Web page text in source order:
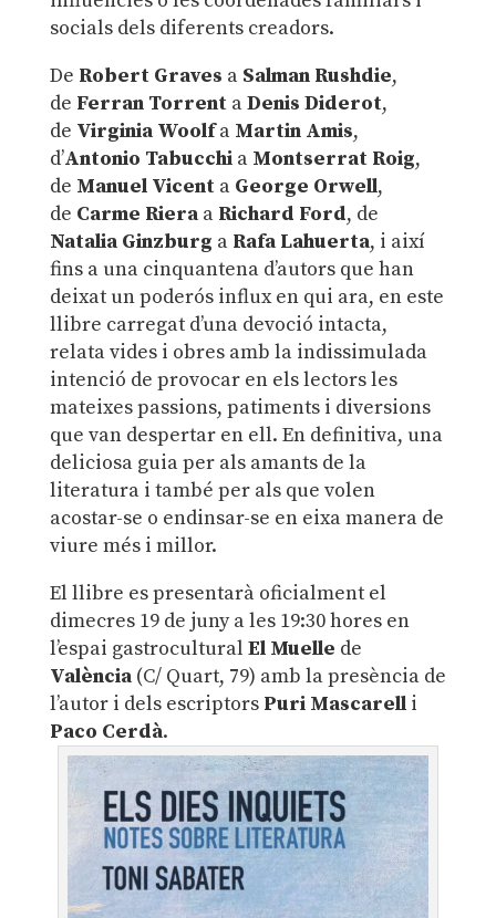
socials dels diferents creadors.
De Robert Graves a Salman Rushdie,
de Ferran TorrentaDenis Diderot,
de Virginia Woolfa Martin Amis,
d’Antonio Tabucchi a Montserrat Roig,
de Manuel Vicenta George Orwell,
de Carme Rieraa Richard Ford, de
Natalia Ginzburg a Rafa Lahuerta, i així
fins a una cinquantena d’autors que han
deixat un poderós influx en qui ara, en este
llibre carregat d’una devoció intacta,
relata vides i obres amb la indissimulada
intenció de provocar en els lectors les
mateixes passions, patiments i diversions
que van despertar en ell. En definitiva, una
deliciosa guia per als amants de la
literatura i també per als que volen
acostar-se o endinsar-se en eixa manera de
viure més i millor.
El llibre es presentarà oficialment el
dimecres 19 de juny a les 19:30 hores en
l’espai gastrocultural El Muelle de
València(C/ Quart, 79) amb la presència de
l’autor i dels escriptors Puri Mascarelli
Paco Cerdà.